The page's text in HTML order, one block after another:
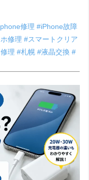
修理#iPhone故障
修理#スマートクリア
修理#札幌#液晶交換#